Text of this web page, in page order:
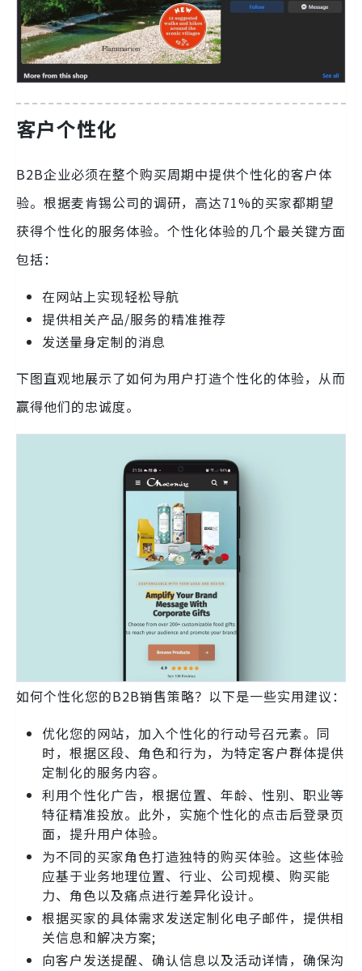
客户个性化
B2B企业必须在整个购买周期中提供个性化的客户体
验。根据麦肯锡公司的调研，高达71%的买家都期望
获得个性化的服务体验。个性化体验的几个最关键方面
包括：
在网站上实现轻松导航
提供相关产品/服务的精准推荐
发送量身定制的消息
下图直观地展示了如何为用户打造个性化的体验，从而
赢得他们的忠诚度。
如何个性化您的B2B销售策略？以下是一些实用建议：
优化您的网站，加入个性化的行动号召元素。同
时，根据区段、角色和行为，为特定客户群体提供
定制化的服务内容。
利用个性化广告，根据位置、年龄、性别、职业等
特征精准投放。此外，实施个性化的点击后登录页
面，提升用户体验。
为不同的买家角色打造独特的购买体验。这些体验
应基于业务地理位置、行业、公司规模、购买能
力、角色以及痛点进行差异化设计。
根据买家的具体需求发送定制化电子邮件，提供相
关信息和解决方案;
向客户发送提醒、确认信息以及活动详情，确保沟